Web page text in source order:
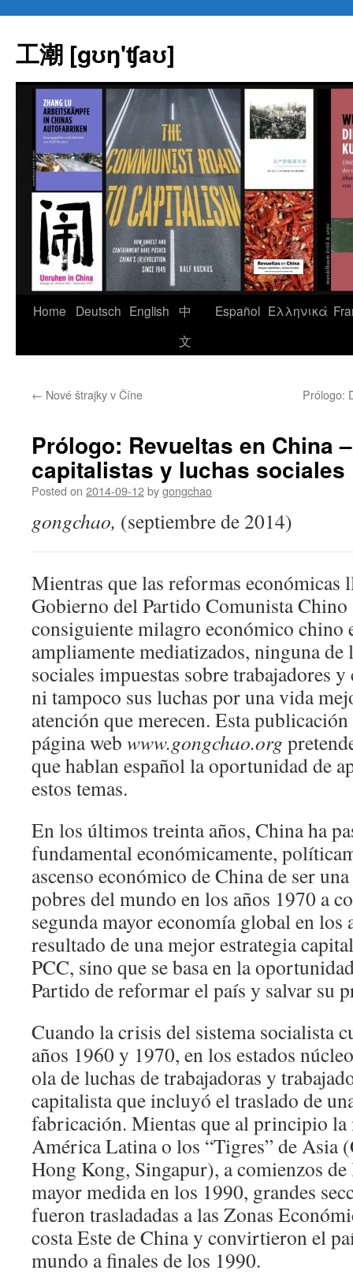
content
工潮 [gʊŋ'ʧaʊ]
Home Deutsch English
中
文
Español Eλληνικά
← Nové štrajky v Číne Prólogo:
Prólogo: Revueltas en China
capitalistas y luchas sociales
Posted on 2014-09-12bygongchao
gongchao, (septiembre de 2014)
Mientras que las reformas económicas
Gobierno del Partido Comunista
consiguiente milagro económico chino
ampliamente mediatizados, ninguna de
sociales impuestas sobre trabajadores
ni tampoco sus luchas por una vida
atención que merecen. Esta
página web www.gongchao.org
que hablan español la oportunidad de
estos temas.
En los últimos treinta años, China ha
fundamental económicamente,
ascenso económico de China de ser
pobres del mundo en los años 1970 a
segunda mayor economía global en los
resultado de una mejor estrategia
PCC, sino que se basa en la
Partido de reformar el país y salvar su
Cuando la crisis del sistema socialista
años 1960 y 1970, en los estados
ola de luchas de trabajadoras y
capitalista que incluyó el traslado de
fabricación. Mientas que al principio
América Latina o los “Tigres” de Asia
Hong Kong, Singapur), a comienzos de
mayor medida en los 1990, grandes
fueron trasladadas a las Zonas
costa Este de China y convirtieron el
mundo a finales de los 1990.